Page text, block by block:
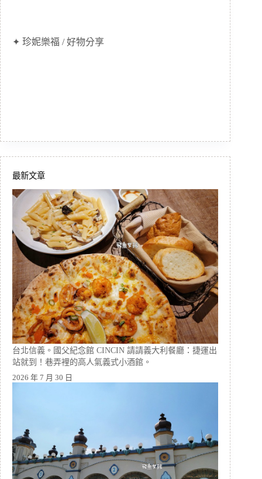
✦ 珍妮樂福 / 好物分享
最新文章
台北信義。國父紀念館 CINCIN 請請義大利餐廳：捷運出
站就到！巷弄裡的高人氣義式小酒館。
2026 年 7 月 30 日